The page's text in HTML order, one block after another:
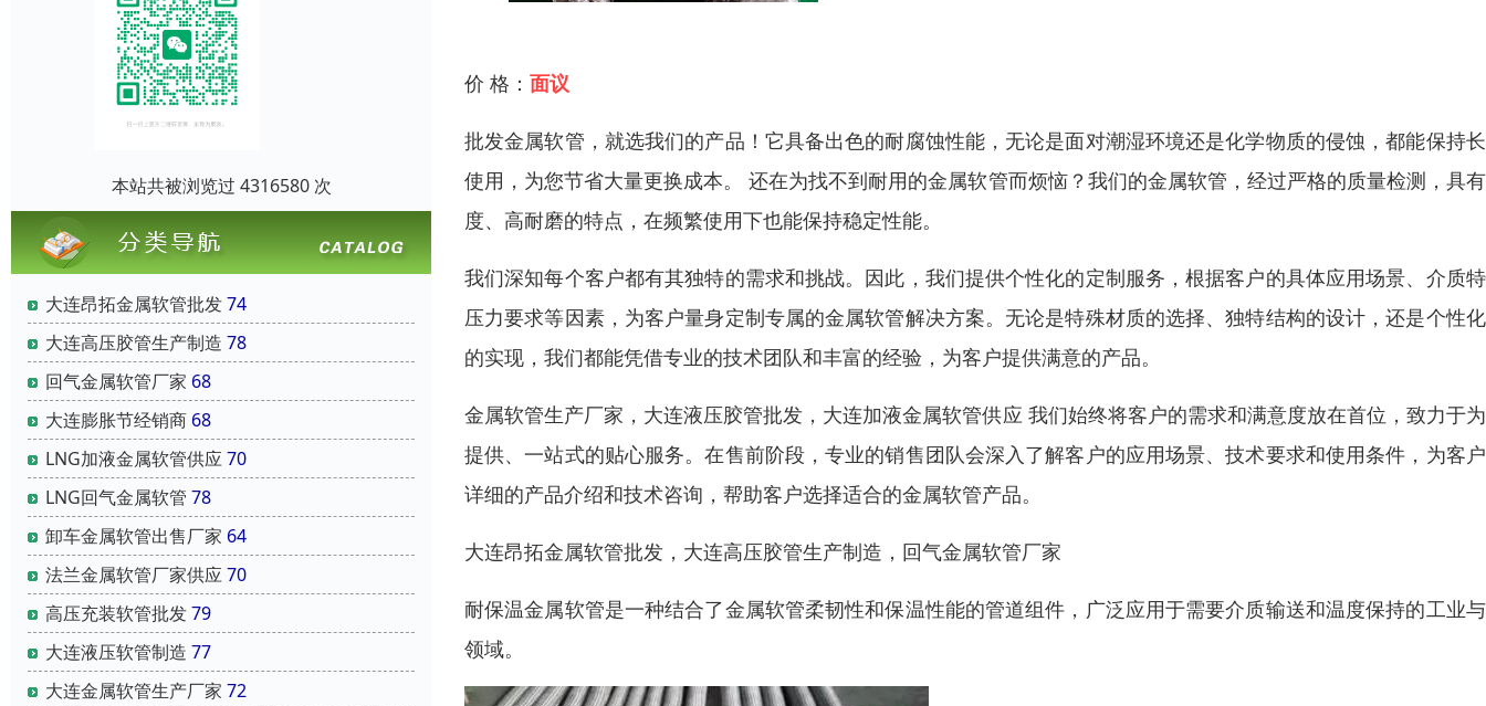
本站共被浏览过 4316580 次
大连昂拓金属软管批发74
大连高压胶管生产制造 78
回气金属软管厂家 68
大连膨胀节经销商 68
LNG加液金属软管供应70
LNG回气金属软管 78
卸车金属软管出售厂家 64
法兰金属软管厂家供应70
高压充装软管批发79
大连液压软管制造 77
大连金属软管生产厂家 72
价 格： 面议
批发金属软管，就选我们的产品！它具备出色的耐腐蚀性能，无论是面对潮湿环境还是化学物质的侵蚀，都能保持
使用，为您节省大量更换成本。 还在为找不到耐用的金属软管而烦恼？我们的金属软管，经过严格的质量检测，具
度、高耐磨的特点，在频繁使用下也能保持稳定性能。
我们深知每个客户都有其独特的需求和挑战。因此，我们提供个性化的定制服务，根据客户的具体应用场景、介质
压力要求等因素，为客户量身定制专属的金属软管解决方案。无论是特殊材质的选择、独特结构的设计，还是个性
的实现，我们都能凭借专业的技术团队和丰富的经验，为客户提供满意的产品。
金属软管生产厂家，大连液压胶管批发，大连加液金属软管供应 我们始终将客户的需求和满意度放在首位，致力于
提供、一站式的贴心服务。在售前阶段，专业的销售团队会深入了解客户的应用场景、技术要求和使用条件，为客
详细的产品介绍和技术咨询，帮助客户选择适合的金属软管产品。
大连昂拓金属软管批发，大连高压胶管生产制造，回气金属软管厂家
耐保温金属软管是一种结合了金属软管柔韧性和保温性能的管道组件，广泛应用于需要介质输送和温度保持的工业
领域。